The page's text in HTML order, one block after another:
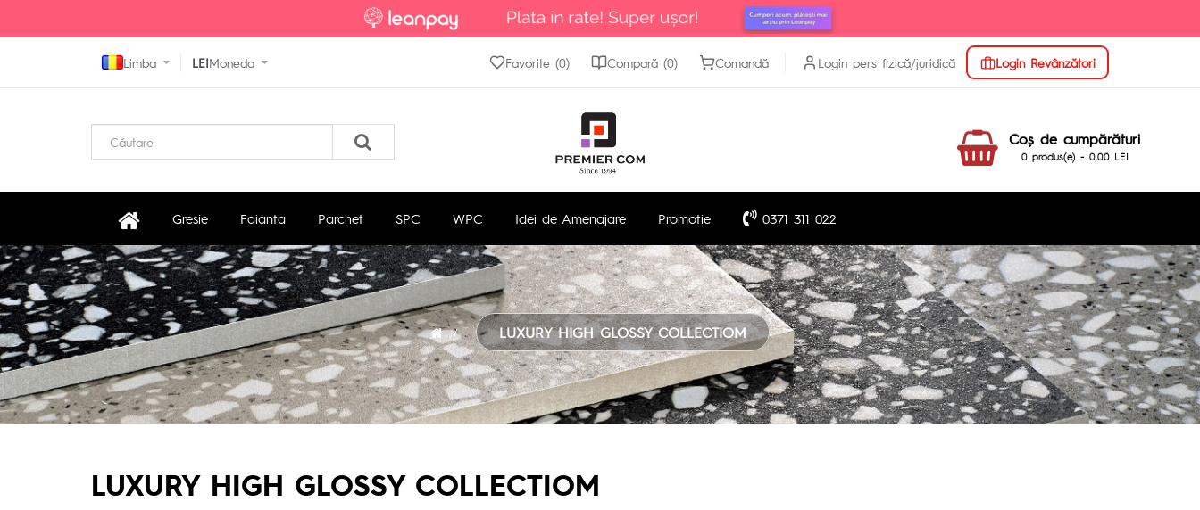
Limba LEIMoneda Login Revânzători
Login pers fizică/juridică
Favorite (0) Compară (0) Comandă
Coş de cumpărături
0 produs(e) - 0,00 LEI
Gresie Faianta Parchet SPC WPC Idei de Amenajare Promotie 0371 311 022
LUXURY HIGH GLOSSY COLLECTIOM
LUXURY HIGH GLOSSY COLLECTIOM